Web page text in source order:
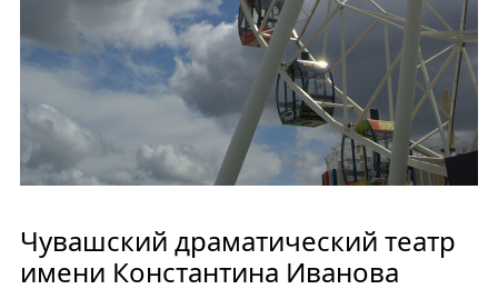
Чувашский драматический театр
имени Константина Иванова